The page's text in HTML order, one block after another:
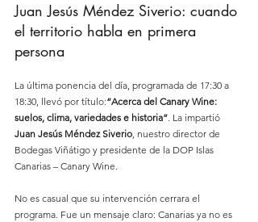
Juan Jesús Méndez Siverio: cuando
el territorio habla en primera
persona
La última ponencia del día, programada de 17:30 a
18:30, llevó por título:“Acerca del Canary Wine:
suelos, clima, variedades e historia”. La impartió
Juan Jesús Méndez Siverio, nuestro director de
Bodegas Viñátigo y presidente de la DOP Islas
Canarias – Canary Wine.
No es casual que su intervención cerrara el
programa. Fue un mensaje claro: Canarias ya no es